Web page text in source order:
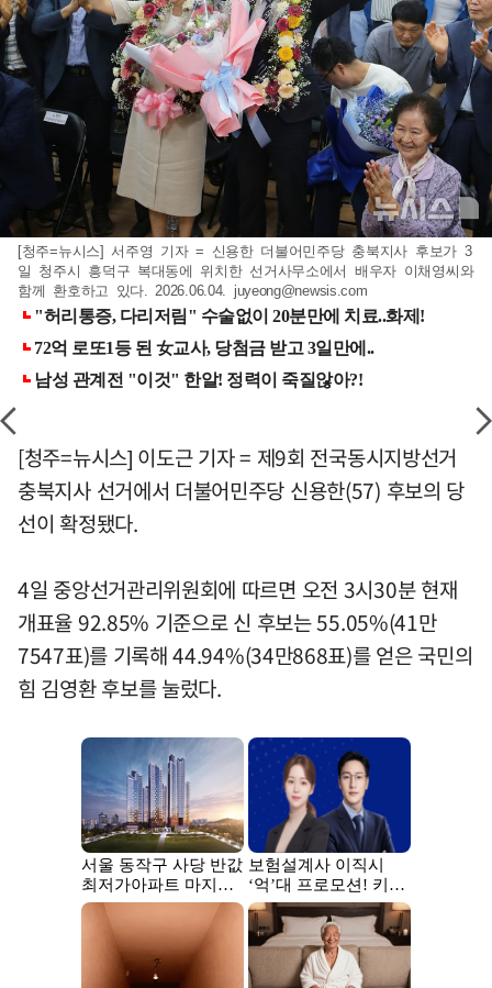
[청주=뉴시스] 서주영 기자 = 신용한 더불어민주당 충북지사 후보가 3
일 청주시 흥덕구 복대동에 위치한 선거사무소에서 배우자 이채영씨와
함께 환호하고 있다. 2026.06.04. juyeong@newsis.com
[청주=뉴시스] 이도근 기자 = 제9회 전국동시지방선거
충북지사 선거에서 더불어민주당 신용한(57) 후보의 당
선이 확정됐다.
4일 중앙선거관리위원회에 따르면 오전 3시30분 현재
개표율 92.85% 기준으로 신 후보는 55.05%(41만
7547표)를 기록해 44.94%(34만868표)를 얻은 국민의
힘 김영환 후보를 눌렀다.